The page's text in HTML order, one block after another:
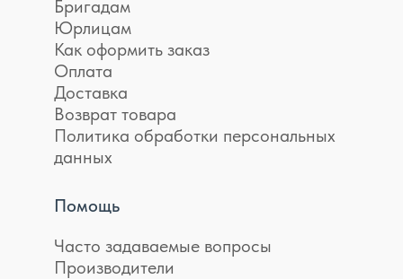
Бригадам
Юрлицам
Как оформить заказ
Оплата
Доставка
Возврат товара
Политика обработки персональных
данных
Помощь
Часто задаваемые вопросы
Производители